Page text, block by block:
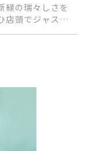
緑の瑞々しさを
店頭でジャスミ